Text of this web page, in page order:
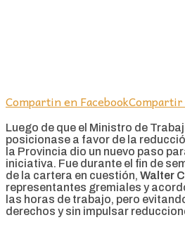
Compartin en Facebook
Luego de que el Ministro de
posicionase a favor de la
la Provincia dio un nuevo paso
iniciativa. Fue durante el fin de
de la cartera en cuestión, Walter
representantes gremiales y
las horas de trabajo, pero
derechos y sin impulsar